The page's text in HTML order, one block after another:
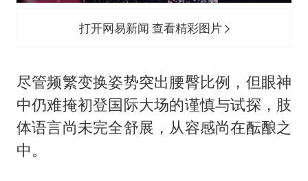
打开网易新闻 查看精彩图片
尽管频繁变换姿势突出腰臀比例，但眼神
中仍难掩初登国际大场的谨慎与试探，肢
体语言尚未完全舒展，从容感尚在酝酿之
中。